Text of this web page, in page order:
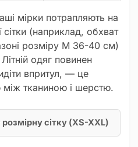
мірки потрапляють на
сітки (наприклад, обхват
розміру M 36-40 см)
одяг повинен
впритул, — це
між тканиною і шерстю.
сітку (XS-XXL)